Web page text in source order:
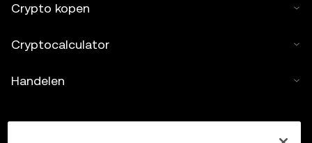
Crypto kopen
Cryptocalculator
Handelen